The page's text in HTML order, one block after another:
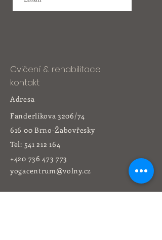
Cvičení & rehabilitace
kontakt
Adresa
Fanderlíkova 3206/74
616 00 Brno-Žabovřesky
Tel: 541 212 164
+420 736 473 773
yogacentrum@volny.cz